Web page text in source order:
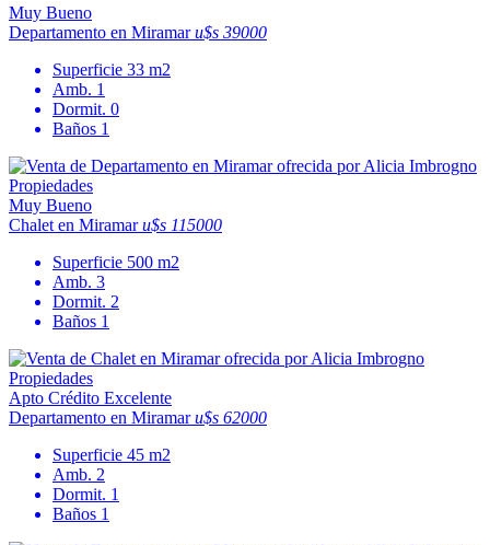
Muy Bueno
Departamento en Miramaru$s 39000
Superficie 33 m2
Amb. 1
Dormit. 0
Baños 1
Muy Bueno
Chalet en Miramaru$s 115000
Superficie 500 m2
Amb. 3
Dormit. 2
Baños 1
Apto Crédito Excelente
Departamento en Miramaru$s 62000
Superficie 45 m2
Amb. 2
Dormit. 1
Baños 1